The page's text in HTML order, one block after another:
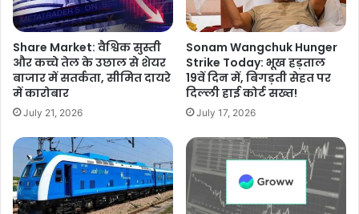
Share Market: वैश्विक सुस्ती
और कच्चे तेल के उछाल से शेयर
बाजार में सतर्कता, सीमित दायरे
में कारोबार
July 21, 2026
Sonam Wangchuk Hunger
Strike Today: भूख हड़ताल
19वें दिन में, बिगड़ती सेहत पर
दिल्ली हाई कोर्ट सख्त!
July 17, 2026